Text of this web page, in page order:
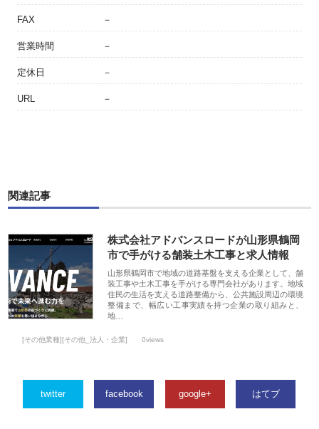
FAX －
営業時間 －
定休日 －
URL －
関連記事
株式会社アドバンスロードが山形県鶴岡
市で手がける舗装土木工事と求人情報
山形県鶴岡市で地域の道路基盤を支える企業として、舗
装工事や土木工事を手がける専門会社があります。地域
住民の生活を支える道路整備から、公共施設周辺の環境
整備まで、幅広い工事実績を持つ企業の取り組みと、
地…
[その他業種][その他_法人・企業] 0views
twitter facebook google+ はてブ